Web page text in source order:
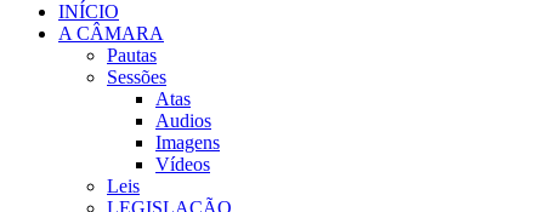
INÍCIO
A CÂMARA
Pautas
Sessões
Atas
Audios
Imagens
Vídeos
Leis
LEGISLAÇÃO